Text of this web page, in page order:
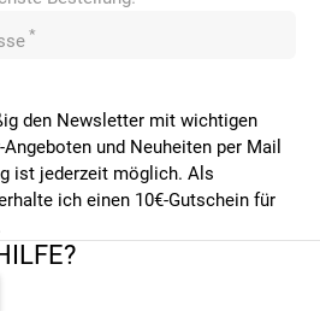
*
den Newsletter mit wichtigen
und Neuheiten per Mail
ist jederzeit möglich. Als
ich einen 10€-Gutschein für